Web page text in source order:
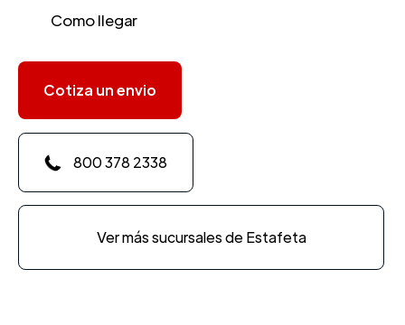
Como llegar
Cotiza un envio
800 378 2338
Ver más sucursales de Estafeta